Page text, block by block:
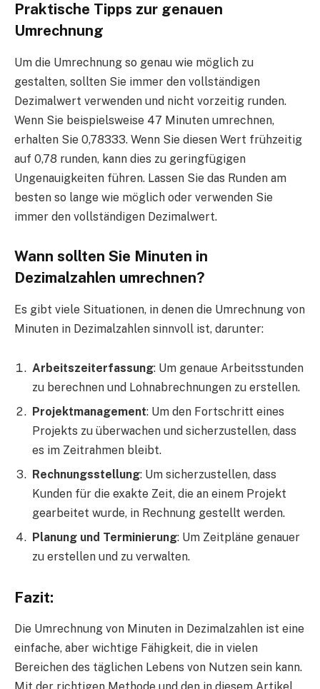
Praktische Tipps zur genauen
Umrechnung
Um die Umrechnung so genau wie möglich zu
gestalten, sollten Sie immer den vollständigen
Dezimalwert verwenden und nicht vorzeitig runden.
Wenn Sie beispielsweise 47 Minuten umrechnen,
erhalten Sie 0,78333. Wenn Sie diesen Wert frühzeitig
auf 0,78 runden, kann dies zu geringfügigen
Ungenauigkeiten führen. Lassen Sie das Runden am
besten so lange wie möglich oder verwenden Sie
immer den vollständigen Dezimalwert.
Wann sollten Sie Minuten in
Dezimalzahlen umrechnen?
Es gibt viele Situationen, in denen die Umrechnung von
Minuten in Dezimalzahlen sinnvoll ist, darunter:
Arbeitszeiterfassung: Um genaue Arbeitsstunden
zu berechnen und Lohnabrechnungen zu erstellen.
Projektmanagement: Um den Fortschritt eines
Projekts zu überwachen und sicherzustellen, dass
es im Zeitrahmen bleibt.
Rechnungsstellung: Um sicherzustellen, dass
Kunden für die exakte Zeit, die an einem Projekt
gearbeitet wurde, in Rechnung gestellt werden.
Planung und Terminierung: Um Zeitpläne genauer
zu erstellen und zu verwalten.
Fazit:
Die Umrechnung von Minuten in Dezimalzahlen ist eine
einfache, aber wichtige Fähigkeit, die in vielen
Bereichen des täglichen Lebens von Nutzen sein kann.